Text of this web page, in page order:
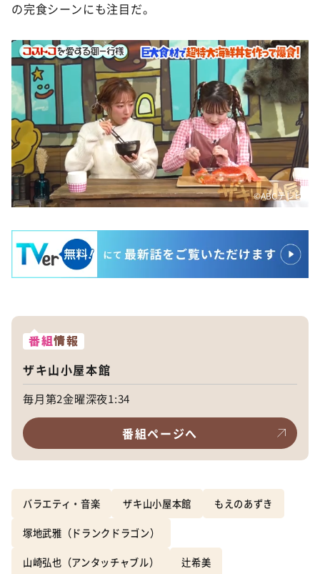
の完食シーンにも注目だ。
©️ABCテレビ
番組情報
ザキ山小屋本館
毎月第2金曜深夜1:34
番組ページへ
バラエティ・音楽 ザキ山小屋本館 もえのあずき
塚地武雅（ドランクドラゴン）
山崎弘也（アンタッチャブル） 辻希美